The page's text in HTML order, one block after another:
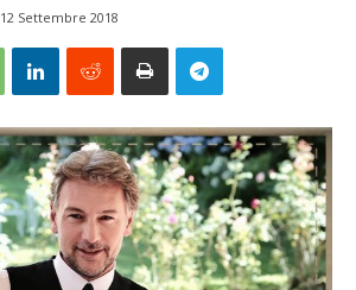
12 Settembre 2018